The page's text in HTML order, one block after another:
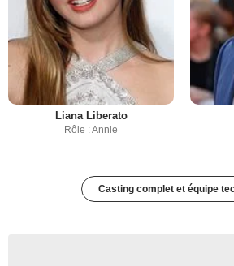
Liana Liberato
Rôle : Annie
Casting complet et équipe